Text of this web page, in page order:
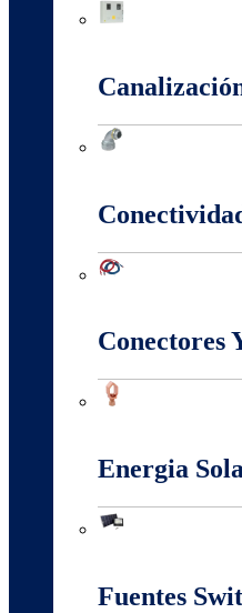
Conectores
Energia
Fuentes